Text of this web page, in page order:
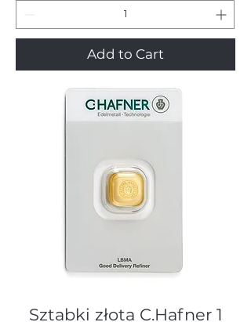
Add to Cart
Sztabki złota C.Hafner 1